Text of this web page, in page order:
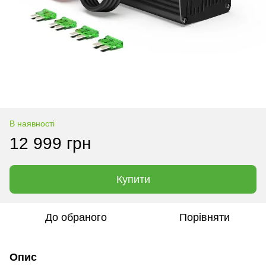
В наявності
12 999 грн
Купити
До обраного Порівняти
Опис